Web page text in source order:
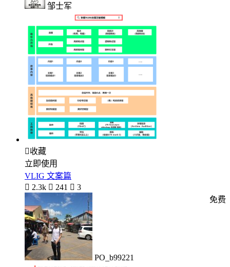
邹士军
收藏
立即使用
VLIG 文案篇
 2.3k  241  3
PO_b99221
免费